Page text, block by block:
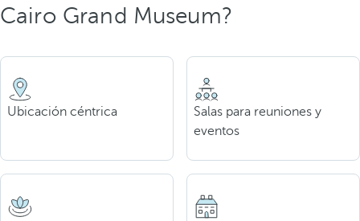
Cairo Grand Museum?
Ubicación céntrica
Salas para reuniones y
eventos